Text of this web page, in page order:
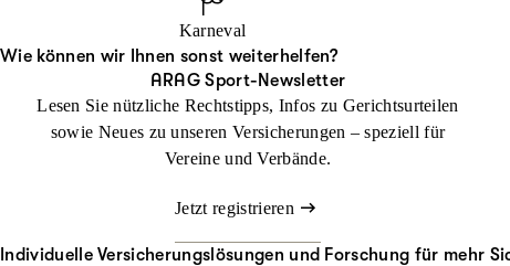
Karneval
Wie können wir Ihnen sonst weiterhelfen?
ARAG Sport-Newsletter
Lesen Sie nützliche Rechtstipps, Infos zu Gerichtsurteilen
sowie Neues zu unseren Versicherungen – speziell für
Vereine und Verbände.
Jetzt registrieren
Individuelle Versicherungslösungen und Forschung für mehr